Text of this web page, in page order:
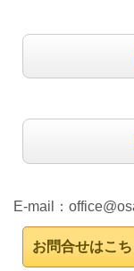
E-mail：
お問合せはこち